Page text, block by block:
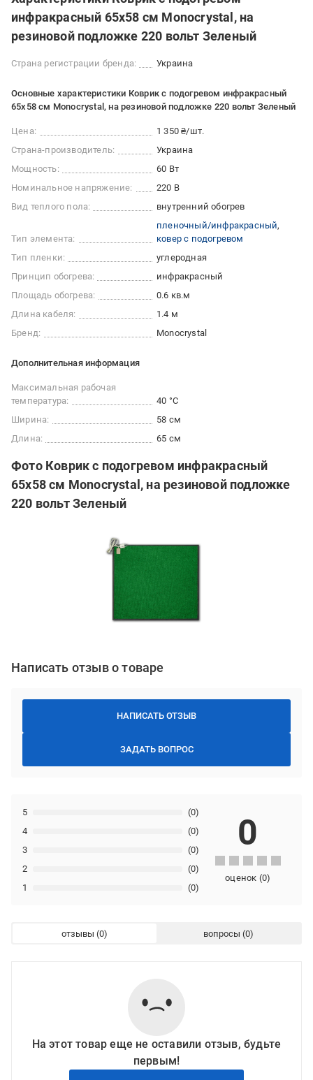
инфракрасный 65х58 см Monocrystal, на
резиновой подложке 220 вольт Зеленый
Страна регистрации бренда: Украина
Основные характеристики Коврик с подогревом инфракрасный
65х58 см Monocrystal, на резиновой подложке 220 вольт Зеленый
Цена:
1 350 ₴/шт.
Страна-производитель:
Украина
Мощность:
60 Вт
Номинальное напряжение:
220 В
Вид теплого пола:
внутренний обогрев
Тип элемента:
пленочный/инфракрасный
ковер с подогревом
Тип пленки:
углеродная
Принцип обогрева:
инфракрасный
Площадь обогрева:
0.6 кв.м
Длина кабеля:
1.4 м
Бренд:
Monocrystal
Дополнительная информация
Максимальная рабочая
температура:
40 °C
Ширина:
58 см
Длина:
65 см
Фото Коврик с подогревом инфракрасный
65х58 см Monocrystal, на резиновой подложке
220 вольт Зеленый
Написать отзыв о товаре
НАПИСАТЬ ОТЗЫВ
ЗАДАТЬ ВОПРОС
1 (0)
2 (0)
3 (0)
4 (0)
5 (0)
0
оценок (0)
отзывы вопросы
На этот товар еще не оставили отзыв, будьте
первым!